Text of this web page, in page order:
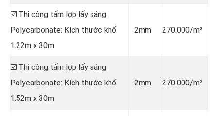
☑️ Thi công tấm lợp lấy sáng
Polycarbonate: Kích thước khổ
1.22m x 30m
2mm 270.000/m²
☑️ Thi công tấm lợp lấy sáng
Polycarbonate: Kích thước khổ
1.52m x 30m
2mm 270.000/m²